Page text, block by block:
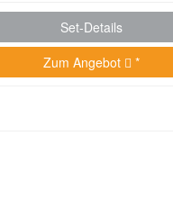
Set-Details
Zum Angebot
*